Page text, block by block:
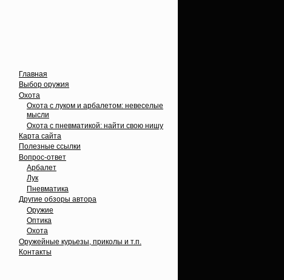
Главная
Выбор оружия
Охота
Охота с луком и арбалетом: невеселые
мысли
Охота с пневматикой: найти свою нишу
Карта сайта
Полезные ссылки
Вопрос-ответ
Арбалет
Лук
Пневматика
Другие обзоры автора
Оружие
Оптика
Охота
Оружейные курьезы, приколы и т.п.
Контакты